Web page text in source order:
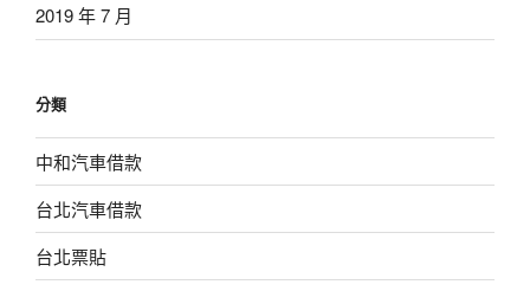
2019 年 7 月
分類
中和汽車借款
台北汽車借款
台北票貼